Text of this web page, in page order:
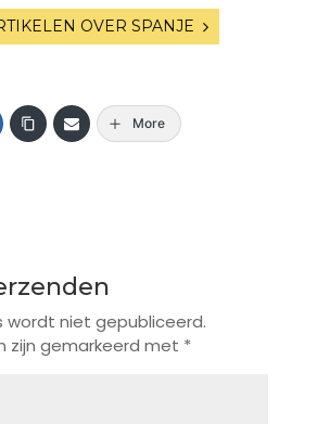
OVER SPANJE
More
wordt niet gepubliceerd.
zijn gemarkeerd met *